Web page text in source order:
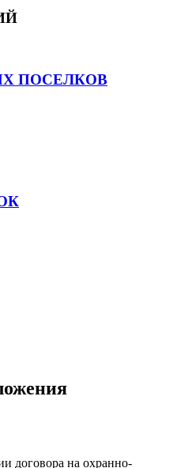
ПОСЕЛКОВ
договора на охранно-